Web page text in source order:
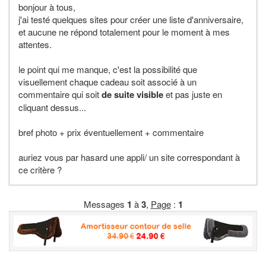
bonjour à tous,
j'ai testé quelques sites pour créer une liste d'anniversaire,
et aucune ne répond totalement pour le moment à mes
attentes.
le point qui me manque, c'est la possibilité que
visuellement chaque cadeau soit associé à un
commentaire qui soitde suite visibleet pas juste en
cliquant dessus...
bref photo + prix éventuellement + commentaire
auriez vous par hasard une appli/ un site correspondant à
ce critère ?
Messages 1 à3, Page: 1